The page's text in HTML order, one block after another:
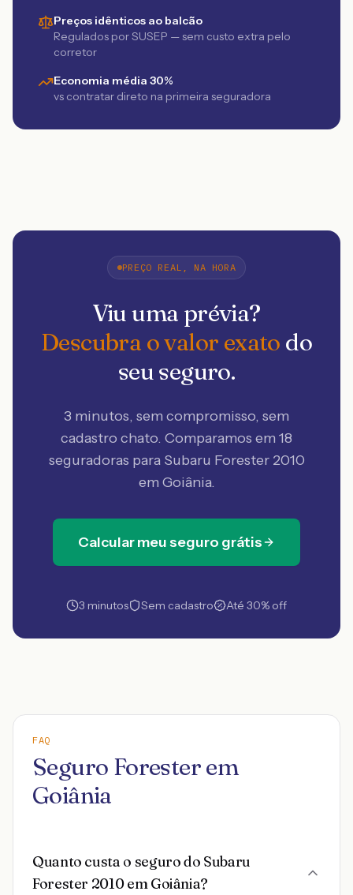
Preços idênticos ao balcão
Regulados por SUSEP — sem custo extra pelo
corretor
Economia média 30%
vs contratar direto na primeira seguradora
PREÇO REAL, NA HORA
Viu uma prévia?
Descubra o valor exato do
seu seguro.
3 minutos, sem compromisso, sem
cadastro chato. Comparamos em 18
seguradoras para Subaru Forester 2010
em Goiânia.
Calcular meu seguro grátis
3 minutos Sem cadastro Até 30% off
FAQ
Seguro Forester em
Goiânia
Quanto custa o seguro do Subaru
Forester 2010 em Goiânia?